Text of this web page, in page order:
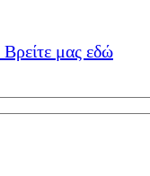
Βρείτε μας εδώ